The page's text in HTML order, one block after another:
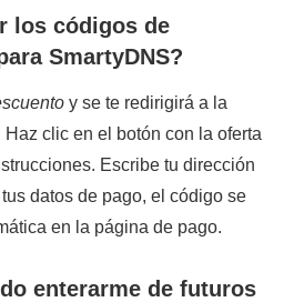
los códigos de
SmartyDNS?
y se te redirigirá a la
clic en el botón con la oferta
Escribe tu dirección
datos de pago, el código se
en la página de pago.
enterarme de futuros